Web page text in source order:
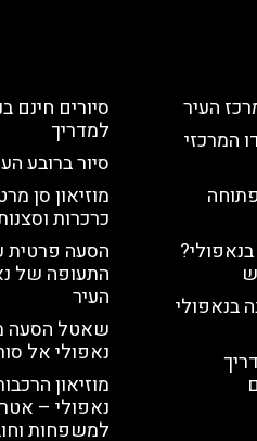
העיר
המרכזי
בנאפולי
סיורים חינם
למדריך
סיור ברובע
מוזיאון סן
כרכרות
הסעה פרטית
התעופה של
העיר
שאטל הסעה
נאפולי אל
מוזיאון
נאפולי –
למשפחות